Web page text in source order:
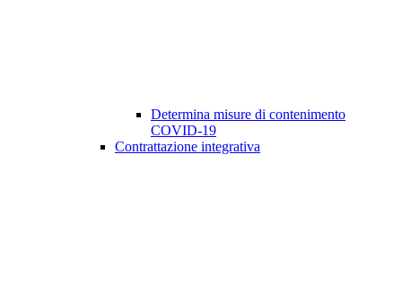
Determina misure di contenimento
COVID-19
Contrattazione integrativa